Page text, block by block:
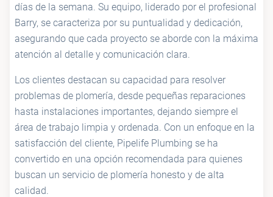
días de la semana. Su equipo, liderado por el profesional
Barry, se caracteriza por su puntualidad y dedicación,
asegurando que cada proyecto se aborde con la máxima
atención al detalle y comunicación clara.
Los clientes destacan su capacidad para resolver
problemas de plomería, desde pequeñas reparaciones
hasta instalaciones importantes, dejando siempre el
área de trabajo limpia y ordenada. Con un enfoque en la
satisfacción del cliente, Pipelife Plumbing se ha
convertido en una opción recomendada para quienes
buscan un servicio de plomería honesto y de alta
calidad.